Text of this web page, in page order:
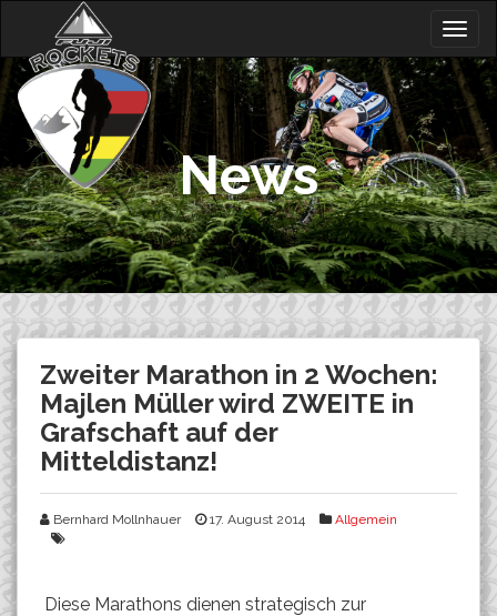
content
News
Zweiter Marathon in 2 Wochen:
Majlen Müller wird ZWEITE in
Grafschaft auf der
Mitteldistanz!
Bernhard Mollnhauer 17. August 2014 Allgemein
Diese Marathons dienen strategisch zur